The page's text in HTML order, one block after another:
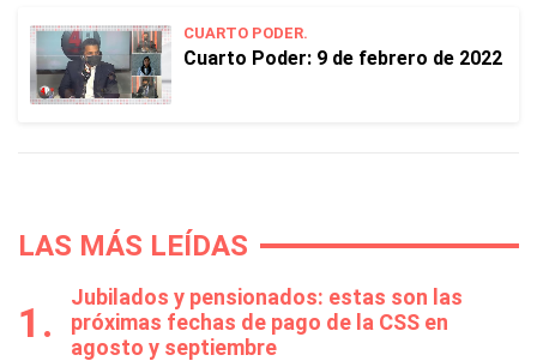
CUARTO PODER.
Cuarto Poder: 9 de febrero de 2022
LAS MÁS LEÍDAS
Jubilados y pensionados: estas son las
próximas fechas de pago de la CSS en
agosto y septiembre